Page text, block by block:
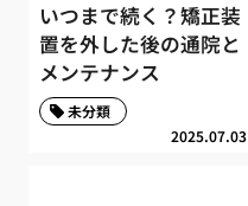
いつまで続く？矯正装
置を外した後の通院と
メンテナンス
2025.07.03
未分類